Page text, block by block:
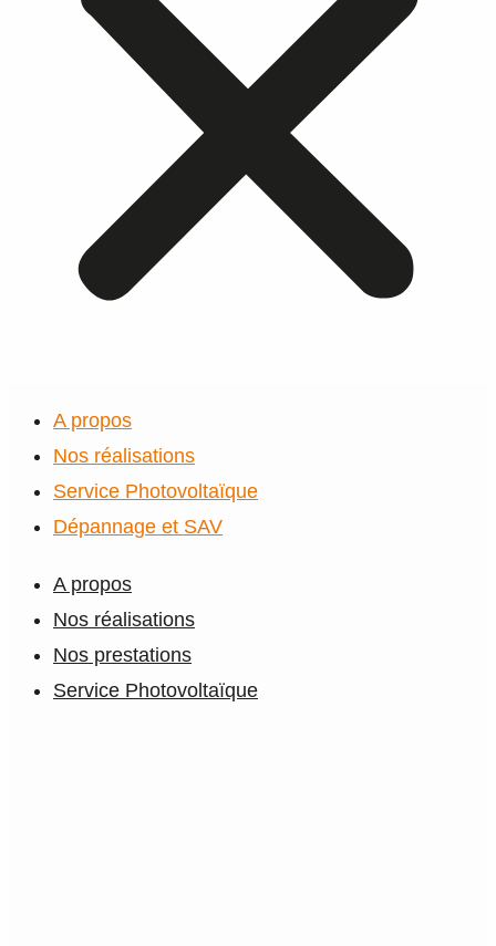
A propos
Nos réalisations
Service Photovoltaïque
Dépannage et SAV
A propos
Nos réalisations
Nos prestations
Service Photovoltaïque